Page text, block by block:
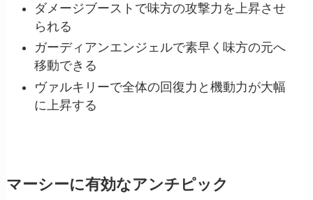
ダメージブーストで味方の攻撃力を上昇させ
られる
ガーディアンエンジェルで素早く味方の元へ
移動できる
ヴァルキリーで全体の回復力と機動力が大幅
に上昇する
マーシーに有効なアンチピック